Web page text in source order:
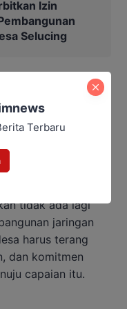
Izin
Selucing
jaringan listrik
kesiapan
hal itu hanya bisa
ujar Sugianto.
tidak ada lagi
jaringan
harus terang
dan komitmen
capaian itu.
Terbaru